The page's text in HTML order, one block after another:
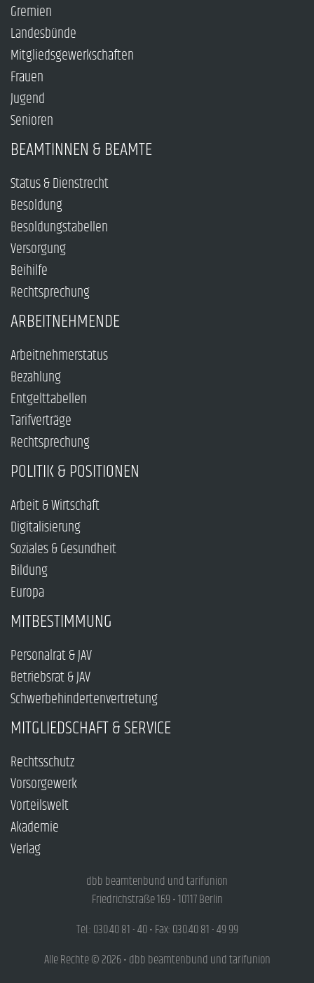
Gremien
Landesbünde
Mitgliedsgewerkschaften
Frauen
Jugend
Senioren
BEAMTINNEN & BEAMTE
Status & Dienstrecht
Besoldung
Besoldungstabellen
Versorgung
Beihilfe
Rechtsprechung
ARBEITNEHMENDE
Arbeitnehmerstatus
Bezahlung
Entgelttabellen
Tarifverträge
Rechtsprechung
POLITIK & POSITIONEN
Arbeit & Wirtschaft
Digitalisierung
Soziales & Gesundheit
Bildung
Europa
MITBESTIMMUNG
Personalrat & JAV
Betriebsrat & JAV
Schwerbehindertenvertretung
MITGLIEDSCHAFT & SERVICE
Rechtsschutz
Vorsorgewerk
Vorteilswelt
Akademie
Verlag
dbb beamtenbund und tarifunion
Friedrichstraße 169 • 10117 Berlin
Tel.: 030.40 81 - 40 • Fax: 030.40 81 - 49 99
Alle Rechte © 2026 • dbb beamtenbund und tarifunion